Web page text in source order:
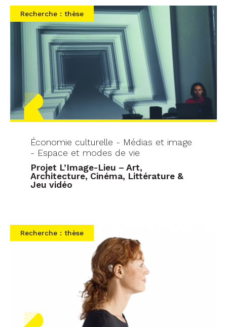
Recherche : thèse
Économie culturelle - Médias et image
- Espace et modes de vie
Projet L’Image-Lieu – Art,
Architecture, Cinéma, Littérature &
Jeu vidéo
Recherche : thèse